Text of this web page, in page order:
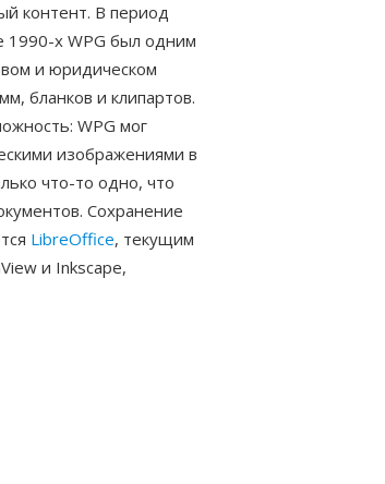
контент. В период
х WPG был одним
и юридическом
бланков и клипартов.
WPG мог
изображениями в
что-то одно, что
Сохранение
LibreOffice, текущим
и Inkscape,